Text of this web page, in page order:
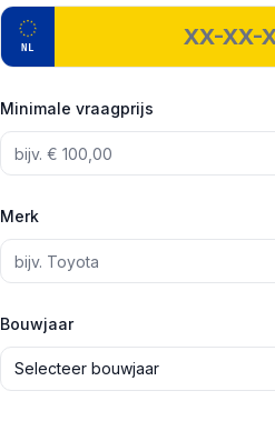
NL
Minimale vraagprijs
Merk
Bouwjaar
Selecteer bouwjaar